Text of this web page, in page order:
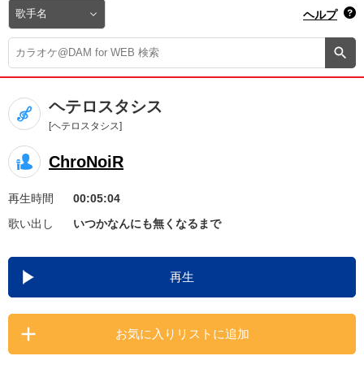
DAM★とも録音
カラオケ＠DAM
ユーザー検索
キャンペーン
お知らせ よくあるご質問
DAMの新曲・ランキングなど
カラオケ最新情報をチェック！
ヘルプ
ヘテロスタシス
[ヘテロスタシス]
ChroNoiR
再生時間
00:05:04
歌い出し
いつかなんにも無くなるまで
再生
お気に入りリストに追加